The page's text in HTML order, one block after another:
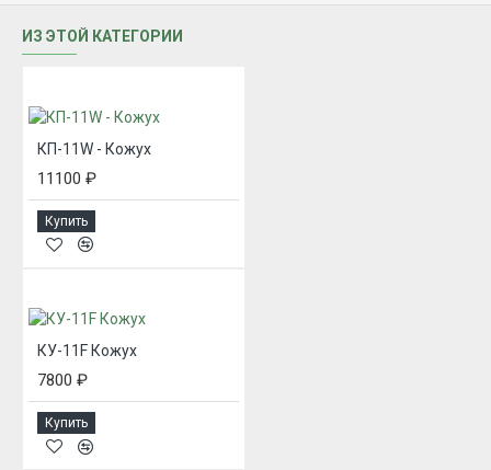
ИЗ ЭТОЙ КАТЕГОРИИ
КП-11W - Кожух
11100 ₽
Купить
КУ-11F Кожух
7800 ₽
Купить